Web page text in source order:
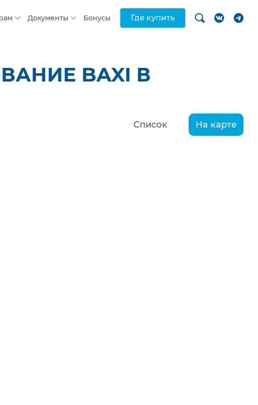
Документы Бонусы Где купить
BAXI В
Список На карте